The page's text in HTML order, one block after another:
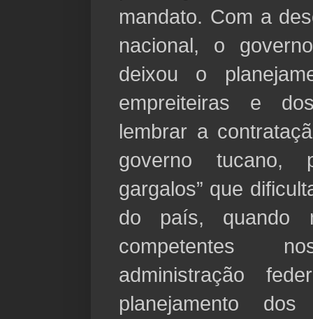
mandato. Com a
nacional, o
deixou o
empreiteiras e
lembrar a
governo tucano,
gargalos” que
do país, quando
competentes
administração
planejamento